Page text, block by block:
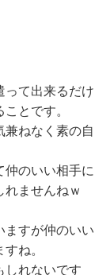
って出来るだけ
とです。
ねなく素の自
仲のいい相手に
れませんねｗ
ますが仲のいい
ね。
しれないです